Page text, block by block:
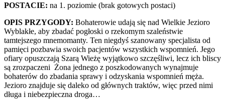
POSTACIE: na 1. poziomie (brak gotowych postaci)
OPIS PRZYGODY: Bohaterowie udają się nad Wielkie Jezioro
Wyblakłe, aby zbadać pogłoski o rzekomym szaleństwie
tamtejszego mnemomanty. Ten niegdyś szanowany specjalista od
pamięci pozbawia swoich pacjentów wszystkich wspomnień. Jego
ofiary opuszczają Szarą Wieżę wyjątkowo szczęśliwi, lecz ich bliscy
są zrozpaczeni Żona jednego z poszkodowanych wynajmuje
bohaterów do zbadania sprawy i odzyskania wspomnień męża.
Jezioro znajduje się daleko od głównych traktów, więc przed nimi
długa i niebezpieczna droga…